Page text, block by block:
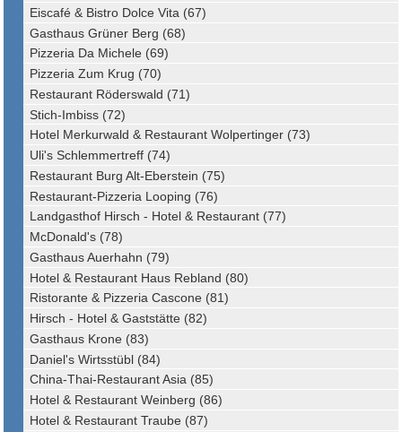
Eiscafé & Bistro Dolce Vita (67)
Gasthaus Grüner Berg (68)
Pizzeria Da Michele (69)
Pizzeria Zum Krug (70)
Restaurant Röderswald (71)
Stich-Imbiss (72)
Hotel Merkurwald & Restaurant Wolpertinger (73)
Uli's Schlemmertreff (74)
Restaurant Burg Alt-Eberstein (75)
Restaurant-Pizzeria Looping (76)
Landgasthof Hirsch - Hotel & Restaurant (77)
McDonald's (78)
Gasthaus Auerhahn (79)
Hotel & Restaurant Haus Rebland (80)
Ristorante & Pizzeria Cascone (81)
Hirsch - Hotel & Gaststätte (82)
Gasthaus Krone (83)
Daniel's Wirtsstübl (84)
China-Thai-Restaurant Asia (85)
Hotel & Restaurant Weinberg (86)
Hotel & Restaurant Traube (87)